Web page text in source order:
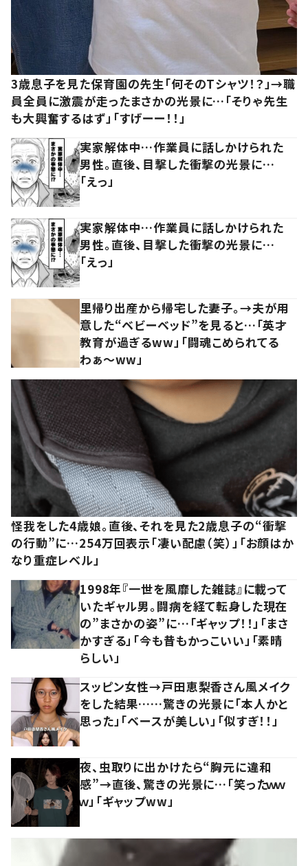
3歳息子を見た保育園の先生「何そのTシャツ！？」→職
員全員に激震が走ったまさかの光景に…「そりゃ先生
も大興奮するはず」「すげーー！！」
実家解体中…作業員に話しかけられた
男性。直後、目撃した衝撃の光景に…
「えっ」
実家解体中…作業員に話しかけられた
男性。直後、目撃した衝撃の光景に…
「えっ」
里帰り出産から帰宅した妻子。→夫が用
意した“ベビーベッド”を見ると…「英才
教育が過ぎるww」「闘魂こめられてる
わぁ～ww」
怪我をした4歳娘。直後、それを見た2歳息子の“衝撃
の行動”に…254万回表示「凄い配慮（笑）」「お顔はか
なり重症レベル」
1998年『一世を風靡した雑誌』に載って
いたギャル男。闘病を経て転身した現在
の”まさかの姿”に…「ギャップ！！」「まさ
かすぎる」「今も昔もかっこいい」「素晴
らしい」
スッピン女性→戸田恵梨香さん風メイク
をした結果……驚きの光景に「本人かと
思った」「ベースが美しい」「似すぎ！！」
夜、虫取りに出かけたら“胸元に違和
感”→直後、驚きの光景に…「笑ったｗｗ
ｗ」「ギャップww」